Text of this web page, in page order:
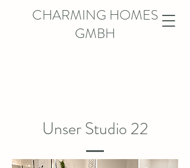
CHARMING HOMES
GMBH
Unser Studio 22